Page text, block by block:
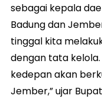
sebagai kepala
Badung dan
tinggal kita
dengan tata
kedepan akan
Jember,” ujar